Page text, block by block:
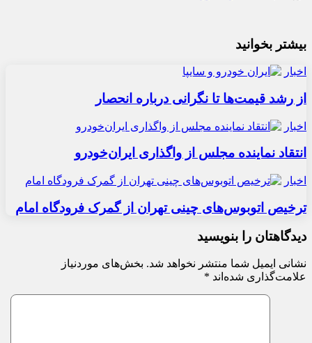
بیشتر بخوانید
اخبار
از رشد قیمت‌ها تا نگرانی درباره انحصار
اخبار
انتقاد نماینده مجلس از واگذاری ایران‌خودرو
اخبار
ترخیص اتوبوس‌های چینی تهران از گمرک فرودگاه امام
دیدگاهتان را بنویسید
نشانی ایمیل شما منتشر نخواهد شد. بخش‌های موردنیاز
علامت‌گذاری شده‌اند *